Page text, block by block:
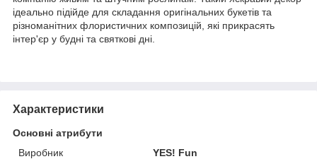
ідеально підійде для складання оригінальних букетів та
різноманітних флористичних композицій, які прикрасять
інтер'єр у будні та святкові дні.
Характеристики
Основні атрибути
Виробник
YES! Fun